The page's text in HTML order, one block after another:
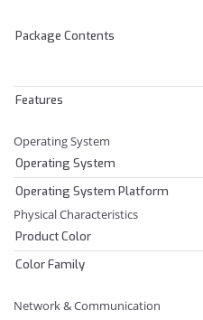
Package Contents
Features
Operating System
Operating System
Operating System Platform
Physical Characteristics
Product Color
Color Family
Network & Communication